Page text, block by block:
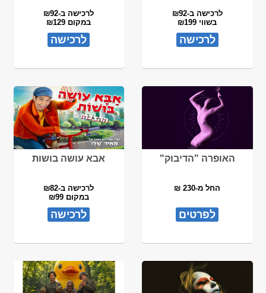
לרכישה ב-₪92
בשווי ₪199
לרכישה
לרכישה ב-₪92
במקום ₪129
לרכישה
האופרה "הדיבוק"
החל מ-230 ₪
לפרטים
אבא עושה בושות
לרכישה ב-₪82
במקום ₪99
לרכישה